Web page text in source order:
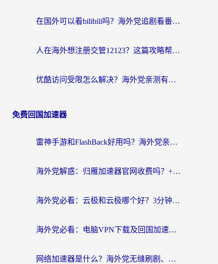
在国外可以看bilibili吗？海外党追剧看番的终极解决方案来了
人在海外想注册交管12123？这篇攻略帮你搞定（附回国加速神器）
优酷访问受限怎么解决？海外党亲测有效的回国加速方案
免费回国加速器
雷神手游和FlashBack好用吗？海外党亲测指南，避开破解版坑轻松访问国内资源
海外党解惑：归雁加速器官网收费吗？+3个回国加速问题的真实答案
海外党必看：云极和云极哪个好？3分钟选对回国加速器，无缝访问国内资源
海外党必看：电脑VPN下载及回国加速器选择指南——无缝访问国内资源不再难
网络加速器是什么？海外党无缝刷剧、看NBA的实用指南